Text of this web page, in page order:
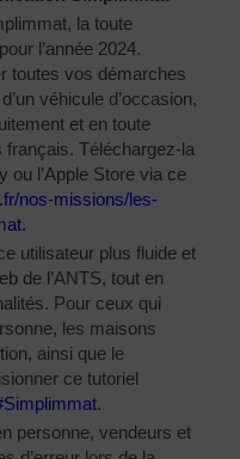
la toute
l’année 2024.
toutes vos démarches
véhicule d’occasion,
et en toute
Téléchargez-la
ou l’Apple Store via ce
nos-missions/les-
.
utilisateur plus fluide et
de l’ANTS, tout en
Pour ceux qui
les maisons
ainsi que le
ce tutoriel
.
personne, vendeurs et